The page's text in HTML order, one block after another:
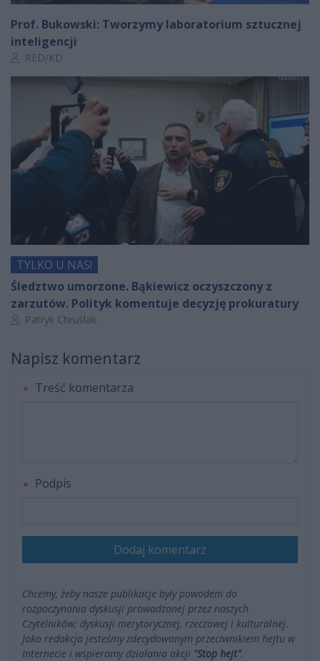
Prof. Bukowski: Tworzymy laboratorium sztucznej
inteligencji
Autor artykułu:
RED/KD
TYLKO U NAS!
Śledztwo umorzone. Bąkiewicz oczyszczony z
zarzutów. Polityk komentuje decyzję prokuratury
Autor artykułu:
Patryk Chruślak
Napisz komentarz
Treść komentarza
Podpis
Dodaj komentarz
Chcemy, żeby nasze publikacje były powodem do
rozpoczynania dyskusji prowadzonej przez naszych
Czytelników; dyskusji merytorycznej, rzeczowej i kulturalnej.
Jako redakcja jesteśmy zdecydowanym przeciwnikiem hejtu w
Internecie i wspieramy działania akcji "Stop hejt".